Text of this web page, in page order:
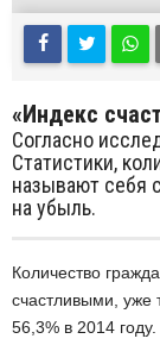
«Индекс
Согласно
Статистики,
называют себя
на убыль.
Количество
счастливыми, уже
56,3% в 2014